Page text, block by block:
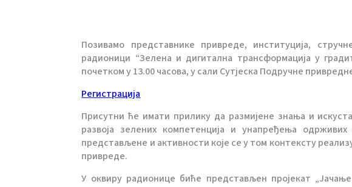
Позивамо представнике привреде, институција,
радионици “Зелена и дигитална трансформација у
почетком у 13.00 часова, у сали Сутјеска Подручне
Регистрација
Присутни ће имати прилику да размијене знања и
развоја зелених компетенција и унапређења
представљене и активности које се у том контексту
привреде.
У оквиру радионице биће представљен пројекат